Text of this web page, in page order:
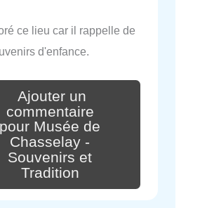
ce lieu car il rappelle de
d'enfance.
Ajouter un
commentaire
pour Musée de
Chasselay -
Souvenirs et
Tradition